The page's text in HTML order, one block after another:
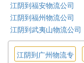
江阴到福安物流公司
江阴到福州物流公司
江阴到武夷山物流公司
江阴到广州物流专